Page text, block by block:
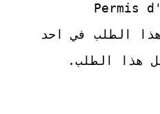
Permis
الطلب في احد
هذا الطلب.